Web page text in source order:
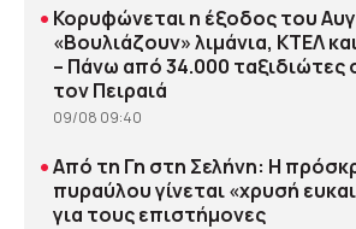
• Κορυφώνεται η έξοδος του
«Βουλιάζουν» λιμάνια, ΚΤΕΛ
– Πάνω από 34.000 ταξιδιώτες
τον Πειραιά
09/08 09:40
•Από τη Γη στη Σελήνη: Η
πυραύλου γίνεται «χρυσή
για τους επιστήμονες